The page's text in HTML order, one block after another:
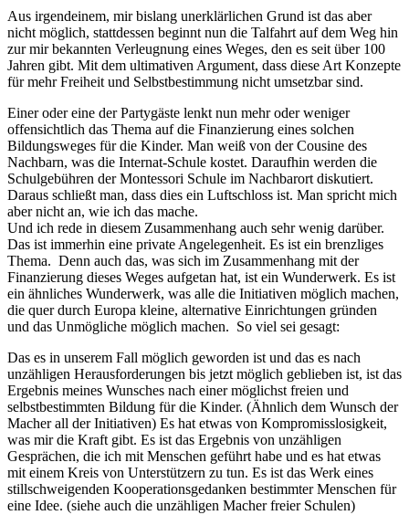
Aus irgendeinem, mir bislang unerklärlichen Grund ist das aber
nicht möglich, stattdessen beginnt nun die Talfahrt auf dem Weg hin
zur mir bekannten Verleugnung eines Weges, den es seit über 100
Jahren gibt. Mit dem ultimativen Argument, dass diese Art Konzepte
für mehr Freiheit und Selbstbestimmung nicht umsetzbar sind.
Einer oder eine der Partygäste lenkt nun mehr oder weniger
offensichtlich das Thema auf die Finanzierung eines solchen
Bildungsweges für die Kinder. Man weiß von der Cousine des
Nachbarn, was die Internat-Schule kostet. Daraufhin werden die
Schulgebühren der Montessori Schule im Nachbarort diskutiert.
Daraus schließt man, dass dies ein Luftschloss ist. Man spricht mich
aber nicht an, wie ich das mache.
Und ich rede in diesem Zusammenhang auch sehr wenig darüber.
Das ist immerhin eine private Angelegenheit. Es ist ein brenzliges
Thema. Denn auch das, was sich im Zusammenhang mit der
Finanzierung dieses Weges aufgetan hat, ist ein Wunderwerk. Es ist
ein ähnliches Wunderwerk, was alle die Initiativen möglich machen,
die quer durch Europa kleine, alternative Einrichtungen gründen
und das Unmögliche möglich machen. So viel sei gesagt:
Das es in unserem Fall möglich geworden ist und das es nach
unzähligen Herausforderungen bis jetzt möglich geblieben ist, ist das
Ergebnis meines Wunsches nach einer möglichst freien und
selbstbestimmten Bildung für die Kinder. (Ähnlich dem Wunsch der
Macher all der Initiativen) Es hat etwas von Kompromisslosigkeit,
was mir die Kraft gibt. Es ist das Ergebnis von unzähligen
Gesprächen, die ich mit Menschen geführt habe und es hat etwas
mit einem Kreis von Unterstützern zu tun. Es ist das Werk eines
stillschweigenden Kooperationsgedanken bestimmter Menschen für
eine Idee. (siehe auch die unzähligen Macher freier Schulen)